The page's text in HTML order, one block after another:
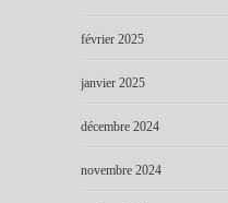
février 2025
janvier 2025
décembre 2024
novembre 2024